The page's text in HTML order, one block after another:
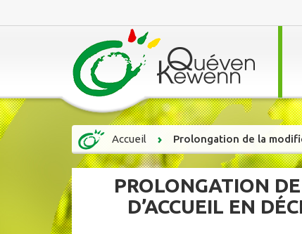
Accueil Prolongation de la
PROLONGATION
D’ACCUEIL EN